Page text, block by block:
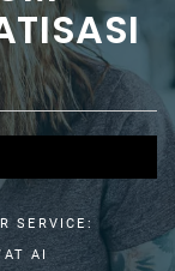
SERVICE:
AI